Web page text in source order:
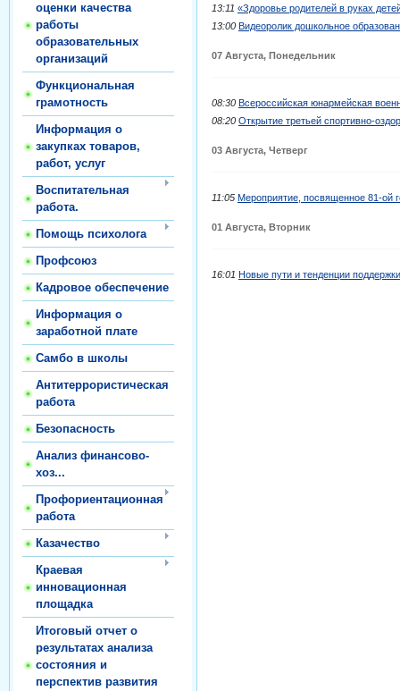
оценки качества
работы
образовательных
организаций
Функциональная
грамотность
Информация о
закупках товаров,
работ, услуг
Воспитательная
работа.
Помощь психолога
Профсоюз
Кадровое обеспечение
Информация о
заработной плате
Самбо в школы
Антитеррористическая
работа
Безопасность
Анализ финансово-
хоз...
Профориентационная
работа
Казачество
Краевая
инновационная
площадка
Итоговый отчет о
результатах анализа
состояния и
перспектив развития
13:11 «Здоровье родителей в руках
13:00 Видеоролик дошкольное
07 Августа, Понедельник
08:30 Всероссийская юнармейская
08:20 Открытие третьей спортивно-
03 Августа, Четверг
11:05 Мероприятие, посвященное 81-ой
01 Августа, Вторник
16:01 Новые пути и тенденции